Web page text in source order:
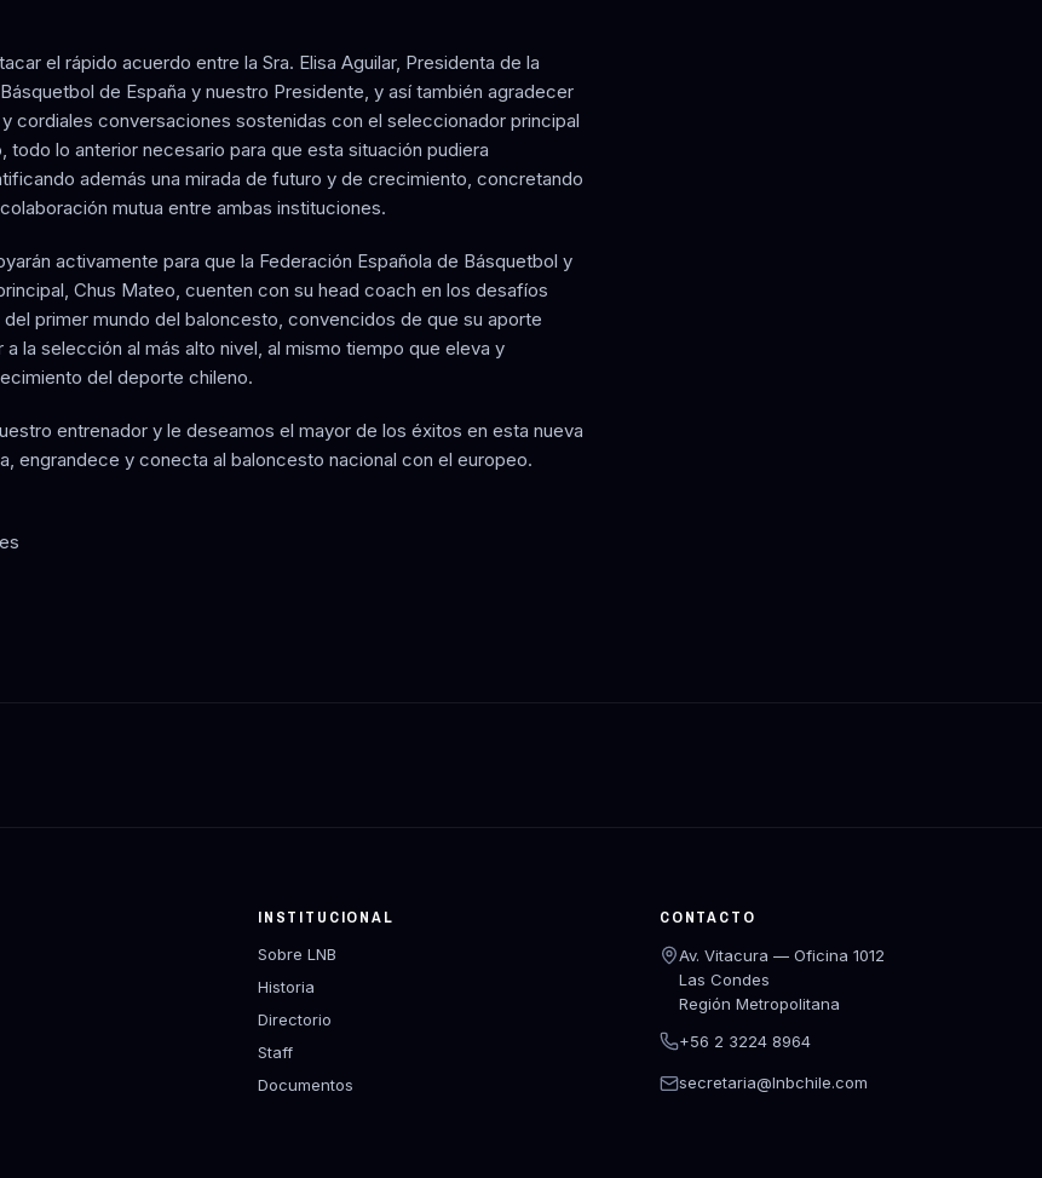
el rápido acuerdo entre la Sra. Elisa Aguilar, Presidenta de la
de España y nuestro Presidente, y así también agradecer
cordiales conversaciones sostenidas con el seleccionador principal
todo lo anterior necesario para que esta situación pudiera
además una mirada de futuro y de crecimiento, concretando
mutua entre ambas instituciones.
activamente para que la Federación Española de Básquetbol y
Chus Mateo, cuenten con su head coach en los desafíos
del primer mundo del baloncesto, convencidos de que su aporte
a la selección al más alto nivel, al mismo tiempo que eleva y
del deporte chileno.
entrenador y le deseamos el mayor de los éxitos en esta nueva
engrandece y conecta al baloncesto nacional con el europeo.
INSTITUCIONAL
Sobre LNB
Historia
Directorio
Staff
Documentos
CONTACTO
Av. Vitacura — Oficina 1012
Las Condes
Región Metropolitana
+56 2 3224 8964
secretaria@lnbchile.com